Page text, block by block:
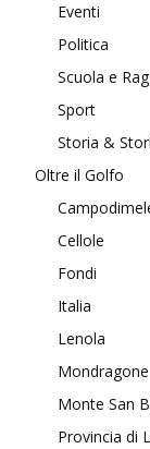
Eventi
Politica
Scuola e
Sport
Storia &
Oltre il Golfo
Cellole
Fondi
Italia
Lenola
Mondragone
Monte San
Provincia di